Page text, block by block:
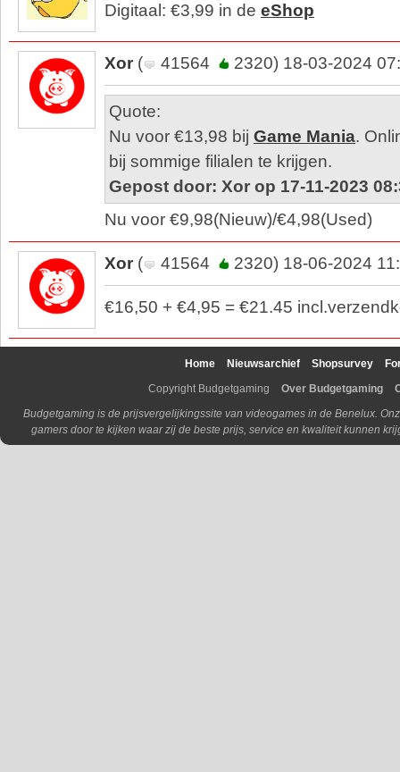
Digitaal: €3,99 in de eShop
Xor ( 41564 2320) 18-03-2024
Quote:
Nu voor €13,98 bij Game Mania.
bij sommige filialen te krijgen.
Gepost door: Xor op 17-11-2023
Nu voor €9,98(Nieuw)/€4,98(Used)
Xor ( 41564 2320) 18-06-2024
€16,50 + €4,95 = €21.45
Home Nieuwsarchief Shopsurvey
Copyright Budgetgaming
Over Budgetgaming
Budgetgaming is de prijsvergelijkingssite van videogames in de Benelux.
gamers door te kijken waar zij de beste prijs, service en kwaliteit kunnen